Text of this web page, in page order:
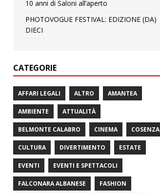
10 anni di Saloni all’aperto
PHOTOVOGUE FESTIVAL: EDIZIONE (DA)
DIECI
CATEGORIE
AFFARI LEGALI ALTRO AMANTEA
AMBIENTE ATTUALITÀ
BELMONTE CALABRO CINEMA COSENZA
CULTURA DIVERTIMENTO ESTATE
EVENTI EVENTI E SPETTACOLI
FALCONARA ALBANESE FASHION